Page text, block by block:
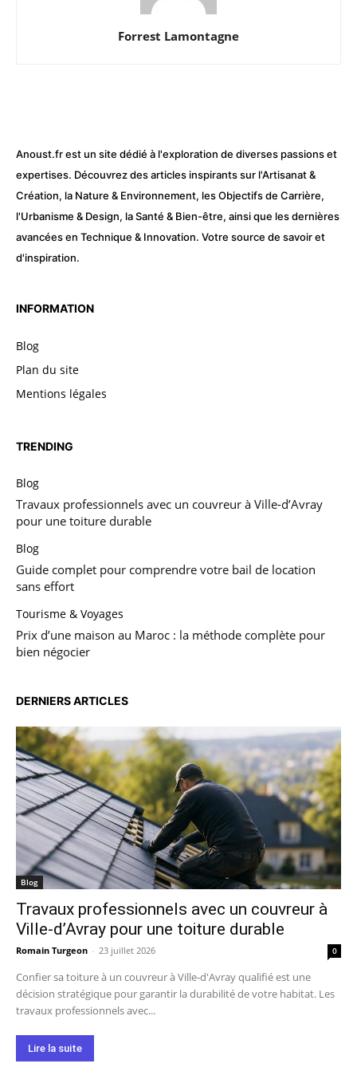
Forrest Lamontagne
Anoust.fr est un site dédié à l'exploration de diverses passions et
expertises. Découvrez des articles inspirants sur l'Artisanat &
Création, la Nature & Environnement, les Objectifs de Carrière,
l'Urbanisme & Design, la Santé & Bien-être, ainsi que les dernières
avancées en Technique & Innovation. Votre source de savoir et
d'inspiration.
INFORMATION
Blog
Plan du site
Mentions légales
TRENDING
Blog
Travaux professionnels avec un couvreur à Ville-d’Avray
pour une toiture durable
Blog
Guide complet pour comprendre votre bail de location
sans effort
Tourisme & Voyages
Prix d’une maison au Maroc : la méthode complète pour
bien négocier
DERNIERS ARTICLES
Blog
Travaux professionnels avec un couvreur à
Ville-d’Avray pour une toiture durable
Romain Turgeon - 23 juillet 2026 0
Confier sa toiture à un couvreur à Ville-d'Avray qualifié est une
décision stratégique pour garantir la durabilité de votre habitat. Les
travaux professionnels avec...
Lire la suite